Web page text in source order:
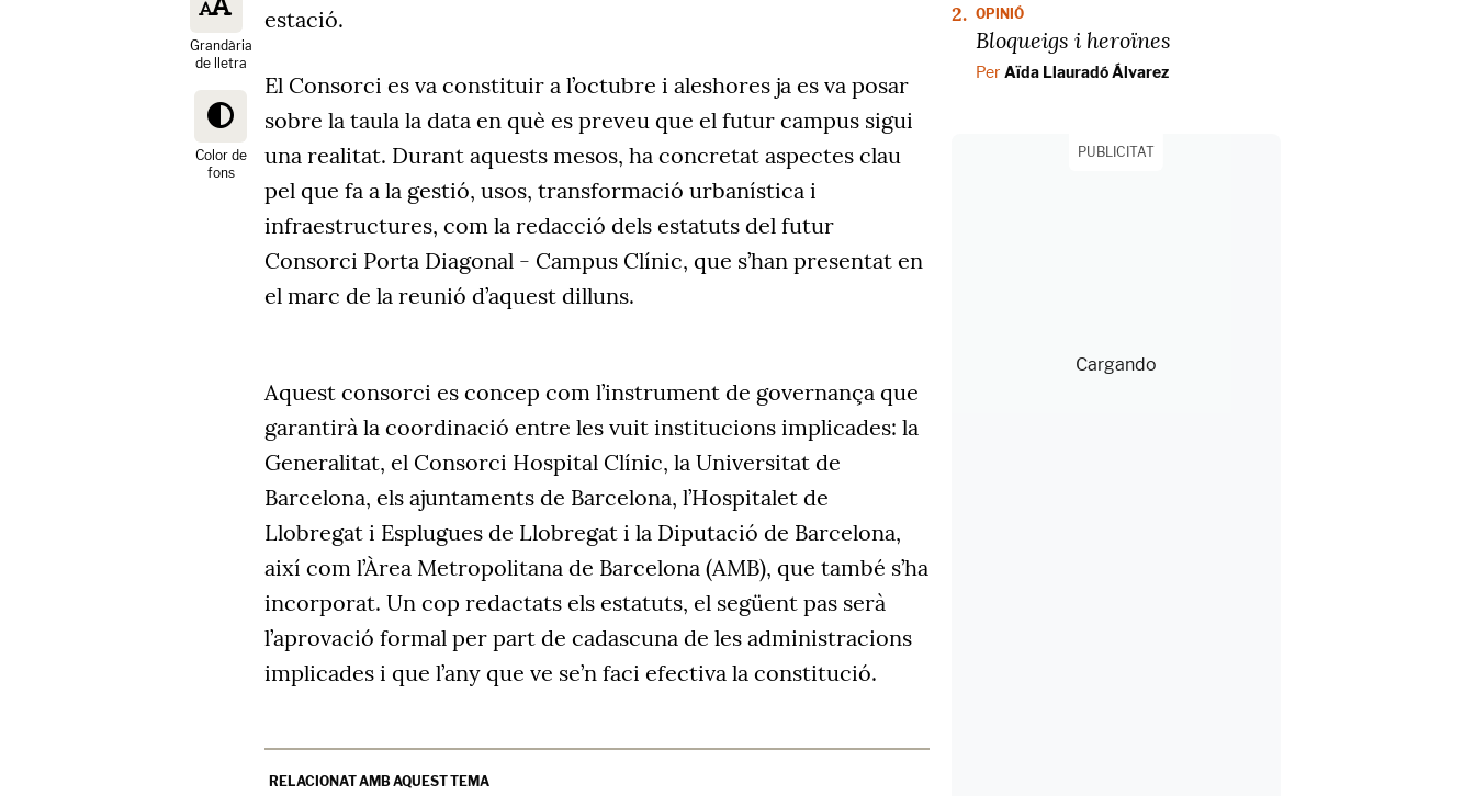
Grandària
de lletra
Color de
fons
estació.
El Consorci es va constituir a l’octubre i aleshores ja es va posar
sobre la taula la data en què es preveu que el futur campus sigui
una realitat. Durant aquests mesos, ha concretat aspectes clau
pel que fa a la gestió, usos, transformació urbanística i
infraestructures, com la redacció dels estatuts del futur
Consorci Porta Diagonal - Campus Clínic, que s’han presentat en
el marc de la reunió d’aquest dilluns.
Aquest consorci es concep com l’instrument de governança que
garantirà la coordinació entre les vuit institucions implicades: la
Generalitat, el Consorci Hospital Clínic, la Universitat de
Barcelona, els ajuntaments de Barcelona, l’Hospitalet de
Llobregat i Esplugues de Llobregat i la Diputació de Barcelona,
així com l’Àrea Metropolitana de Barcelona (AMB), que també s’ha
incorporat. Un cop redactats els estatuts, el següent pas serà
l’aprovació formal per part de cadascuna de les administracions
implicades i que l’any que ve se’n faci efectiva la constitució.
RELACIONAT AMB AQUEST TEMA
2. OPINIÓ
Bloqueigs i heroïnes
Per Aïda Llauradó Álvarez
PUBLICITAT